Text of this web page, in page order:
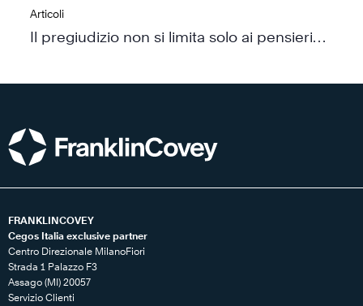
Articoli
Il pregiudizio non si limita solo ai pensieri…
FRANKLINCOVEY
Cegos Italia exclusive partner
Centro Direzionale MilanoFiori
Strada 1 Palazzo F3
Assago (MI) 20057
Servizio Clienti